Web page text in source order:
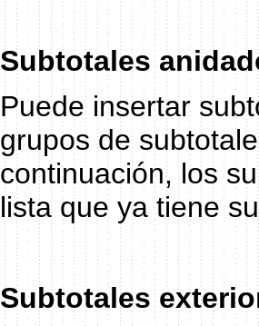
Subtotales
Puede insertar
grupos de
continuación, los
lista que ya tiene
Subtotales